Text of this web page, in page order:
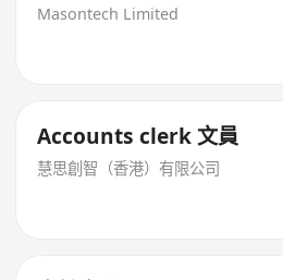
Masontech Limited
Accounts clerk 文員
慧思創智（香港）有限公司